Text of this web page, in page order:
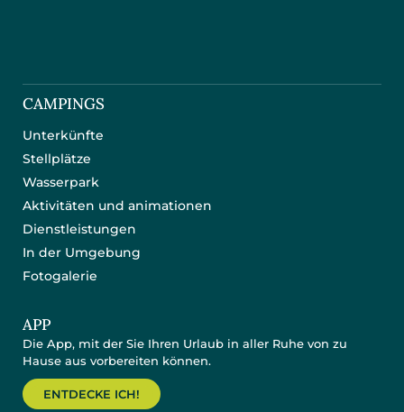
CAMPINGS
Unterkünfte
Stellplätze
Wasserpark
Aktivitäten und animationen
Dienstleistungen
In der Umgebung
Fotogalerie
APP
Die App, mit der Sie Ihren Urlaub in aller Ruhe von zu
Hause aus vorbereiten können.
ENTDECKE ICH!